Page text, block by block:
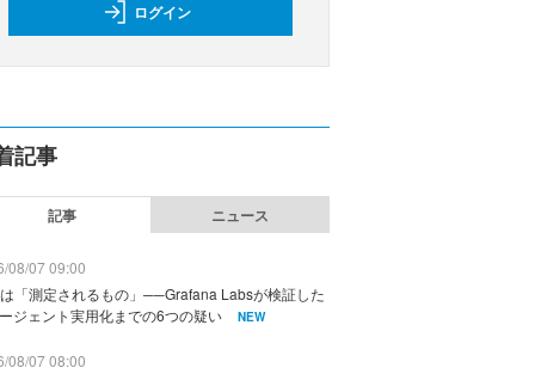
ログイン
記事
記事 ニュース
08/07 09:00
「測定されるもの」──Grafana Labsが検証した
ジェント実用化までの6つの疑い
NEW
08/07 08:00